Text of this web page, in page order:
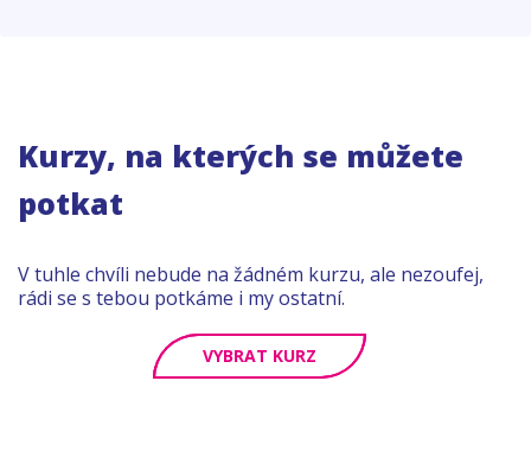
Kurzy, na kterých se můžete
potkat
V tuhle chvíli nebude na žádném kurzu, ale nezoufej,
rádi se s tebou potkáme i my ostatní.
VYBRAT KURZ